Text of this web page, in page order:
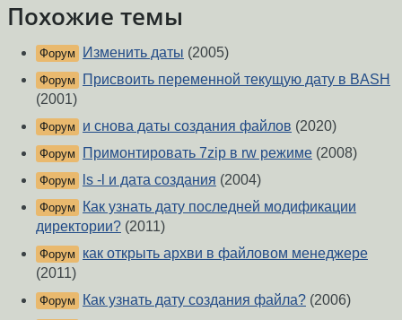
Похожие темы
Форум Изменить даты (2005)
Форум
Присвоить переменной текущую дату в BASH
(2001)
Форум и снова даты создания файлов (2020)
Форум Примонтировать 7zip в rw режиме (2008)
Форум ls -l и дата создания (2004)
Форум
Как узнать дату последней модификации
директории? (2011)
Форум
как открыть архви в файловом менеджере
(2011)
Форум Как узнать дату создания файла? (2006)